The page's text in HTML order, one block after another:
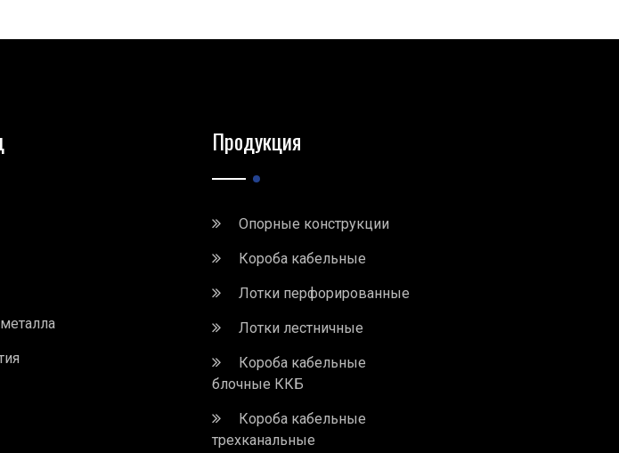
Продукция
Опорные конструкции
Короба кабельные
Лотки перфорированные
Лотки лестничные
Короба кабельные
блочные ККБ
Короба кабельные
трехканальные